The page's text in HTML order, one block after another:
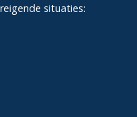
situaties: